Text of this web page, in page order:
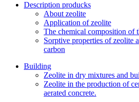
Description producks
About zeolite
Application of zeolite
The chemical composition of
Sorptive properties of zeolite
carbon
Building
Zeolite in dry mixtures and
Zeolite in the production of
aerated concrete.